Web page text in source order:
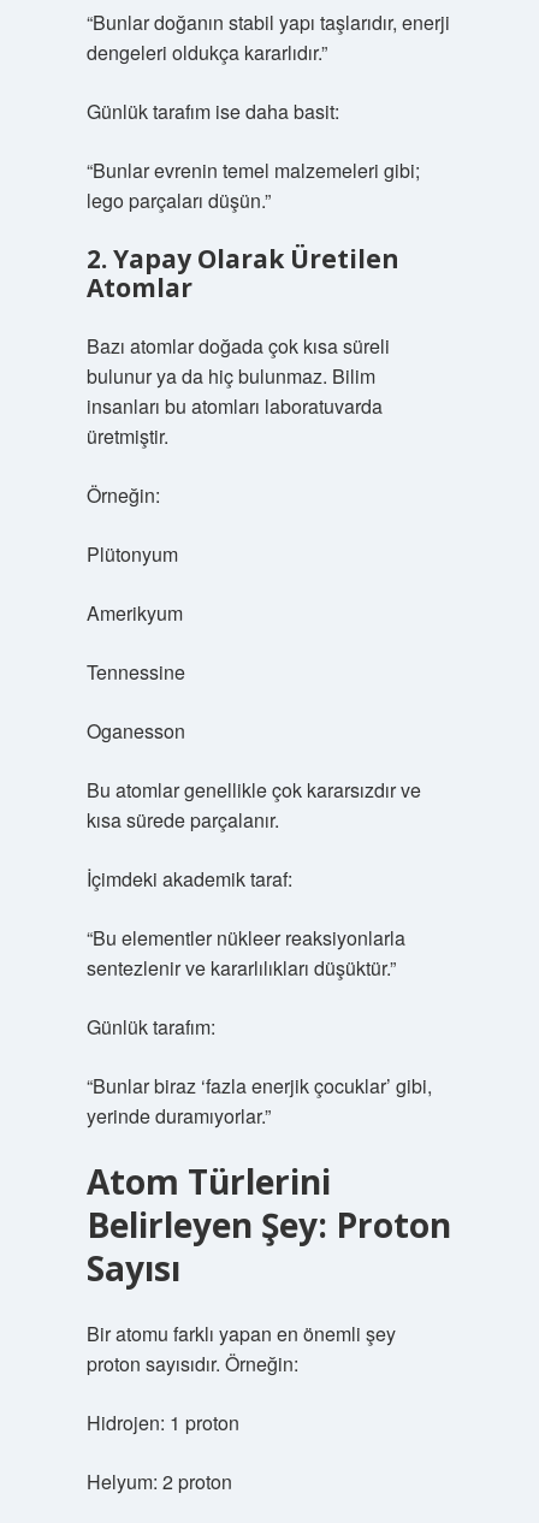
“Bunlar doğanın stabil yapı taşlarıdır, enerji
dengeleri oldukça kararlıdır.”
Günlük tarafım ise daha basit:
“Bunlar evrenin temel malzemeleri gibi;
lego parçaları düşün.”
2. Yapay Olarak Üretilen
Atomlar
Bazı atomlar doğada çok kısa süreli
bulunur ya da hiç bulunmaz. Bilim
insanları bu atomları laboratuvarda
üretmiştir.
Örneğin:
Plütonyum
Amerikyum
Tennessine
Oganesson
Bu atomlar genellikle çok kararsızdır ve
kısa sürede parçalanır.
İçimdeki akademik taraf:
“Bu elementler nükleer reaksiyonlarla
sentezlenir ve kararlılıkları düşüktür.”
Günlük tarafım:
“Bunlar biraz ‘fazla enerjik çocuklar’ gibi,
yerinde duramıyorlar.”
Atom Türlerini
Belirleyen Şey: Proton
Sayısı
Bir atomu farklı yapan en önemli şey
proton sayısıdır. Örneğin:
Hidrojen: 1 proton
Helyum: 2 proton